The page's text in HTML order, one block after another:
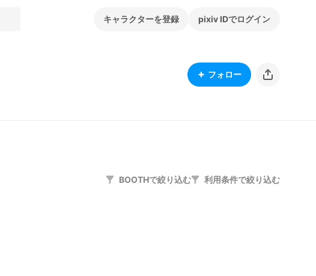
キャラクターを登録 pixiv IDでログイン
フォロー
BOOTHで絞り込む 利用条件で絞り込む